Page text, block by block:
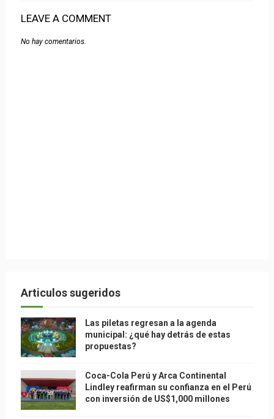
LEAVE A COMMENT
No hay comentarios.
Articulos sugeridos
Las piletas regresan a la agenda
municipal: ¿qué hay detrás de estas
propuestas?
Coca-Cola Perú y Arca Continental
Lindley reafirman su confianza en el Perú
con inversión de US$1,000 millones